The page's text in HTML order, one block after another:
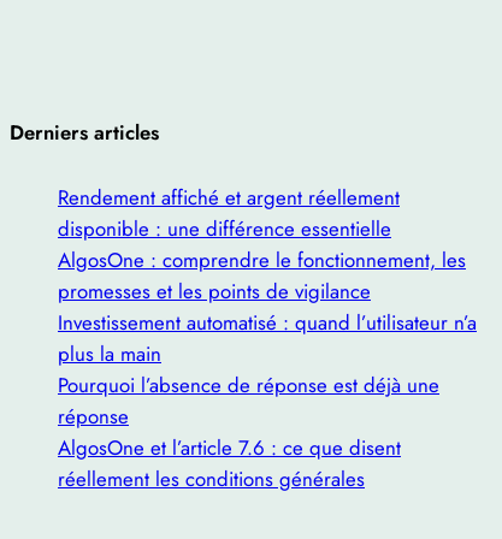
Derniers articles
Rendement affiché et argent réellement
disponible : une différence essentielle
AlgosOne : comprendre le fonctionnement, les
promesses et les points de vigilance
Investissement automatisé : quand l’utilisateur n’a
plus la main
Pourquoi l’absence de réponse est déjà une
réponse
AlgosOne et l’article 7.6 : ce que disent
réellement les conditions générales